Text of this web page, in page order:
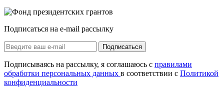
Подписаться на e-mail рассылку
Подписаться
Подписываясь на рассылку, я соглашаюсь с правилами
обработки персональных данных в соответствии с Политикой
конфиденциальности